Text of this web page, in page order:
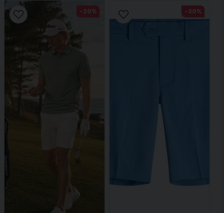
-20% -30%